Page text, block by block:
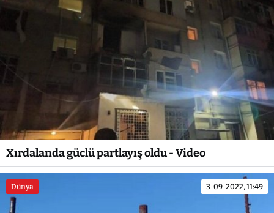
Xırdalanda güclü partlayış oldu - Video
Dünya 3-09-2022, 11:49